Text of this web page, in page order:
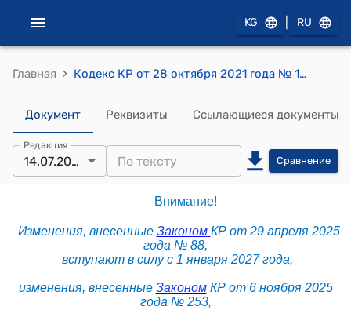
KG RU
Главная › Кодекс КР от 28 октября 2021 года № 128 "Кодекс Кыргызской Республики о правонарушениях"
Документ Реквизиты Ссылающиеся документы
Редакция
14.07.2026 Сравнение